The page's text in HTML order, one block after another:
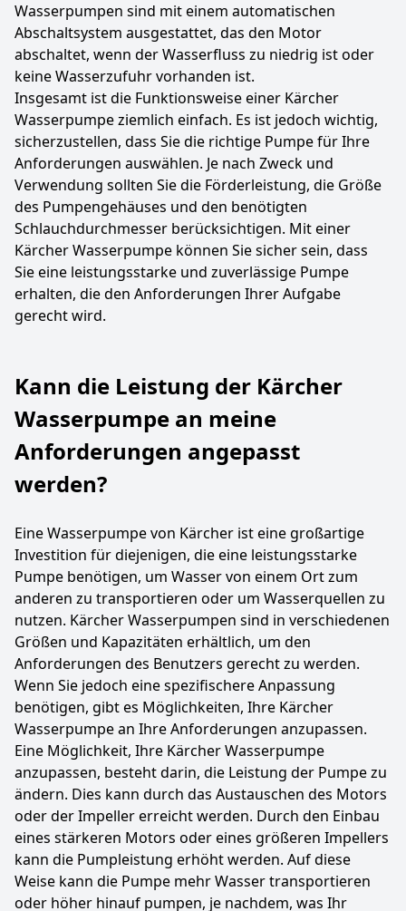
Wasserpumpen sind mit einem automatischen
Abschaltsystem ausgestattet, das den Motor
abschaltet, wenn der Wasserfluss zu niedrig ist oder
keine Wasserzufuhr vorhanden ist.
Insgesamt ist die Funktionsweise einer Kärcher
Wasserpumpe ziemlich einfach. Es ist jedoch wichtig,
sicherzustellen, dass Sie die richtige Pumpe für Ihre
Anforderungen auswählen. Je nach Zweck und
Verwendung sollten Sie die Förderleistung, die Größe
des Pumpengehäuses und den benötigten
Schlauchdurchmesser berücksichtigen. Mit einer
Kärcher Wasserpumpe können Sie sicher sein, dass
Sie eine leistungsstarke und zuverlässige Pumpe
erhalten, die den Anforderungen Ihrer Aufgabe
gerecht wird.
Kann die Leistung der Kärcher
Wasserpumpe an meine
Anforderungen angepasst
werden?
Eine Wasserpumpe von Kärcher ist eine großartige
Investition für diejenigen, die eine leistungsstarke
Pumpe benötigen, um Wasser von einem Ort zum
anderen zu transportieren oder um Wasserquellen zu
nutzen. Kärcher Wasserpumpen sind in verschiedenen
Größen und Kapazitäten erhältlich, um den
Anforderungen des Benutzers gerecht zu werden.
Wenn Sie jedoch eine spezifischere Anpassung
benötigen, gibt es Möglichkeiten, Ihre Kärcher
Wasserpumpe an Ihre Anforderungen anzupassen.
Eine Möglichkeit, Ihre Kärcher Wasserpumpe
anzupassen, besteht darin, die Leistung der Pumpe zu
ändern. Dies kann durch das Austauschen des Motors
oder der Impeller erreicht werden. Durch den Einbau
eines stärkeren Motors oder eines größeren Impellers
kann die Pumpleistung erhöht werden. Auf diese
Weise kann die Pumpe mehr Wasser transportieren
oder höher hinauf pumpen, je nachdem, was Ihr